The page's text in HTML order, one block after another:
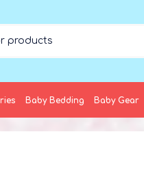
Baby Bedding Baby Gear